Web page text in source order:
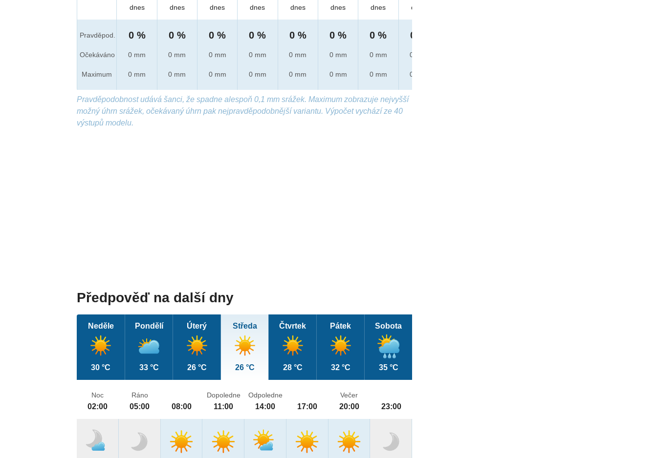
Pravděpod.
Očekáváno
Maximum
dnes
0 %
0 mm
0 mm
dnes
0 %
0 mm
0 mm
dnes
0 %
0 mm
0 mm
dnes
0 %
0 mm
0 mm
dnes
0 %
0 mm
0 mm
dnes
0 %
0 mm
0 mm
dnes
0 %
0 mm
0 mm
dnes
0 %
0 mm
0 mm
Pravděpodobnost udává šanci, že spadne alespoň 0,1 mm srážek. Maximum zobrazuje nejvyšší
možný úhrn srážek, očekávaný úhrn pak nejpravděpodobnější variantu. Výpočet vychází ze 40
výstupů modelu.
Předpověď na další dny
Neděle
30 °C
Pondělí
33 °C
Úterý
26 °C
Středa
26 °C
Čtvrtek
28 °C
Pátek
32 °C
Sobota
35 °C
Noc
02:00
Ráno
05:00 08:00
Dopoledne
11:00
Odpoledne
14:00 17:00
Večer
20:00 23:00